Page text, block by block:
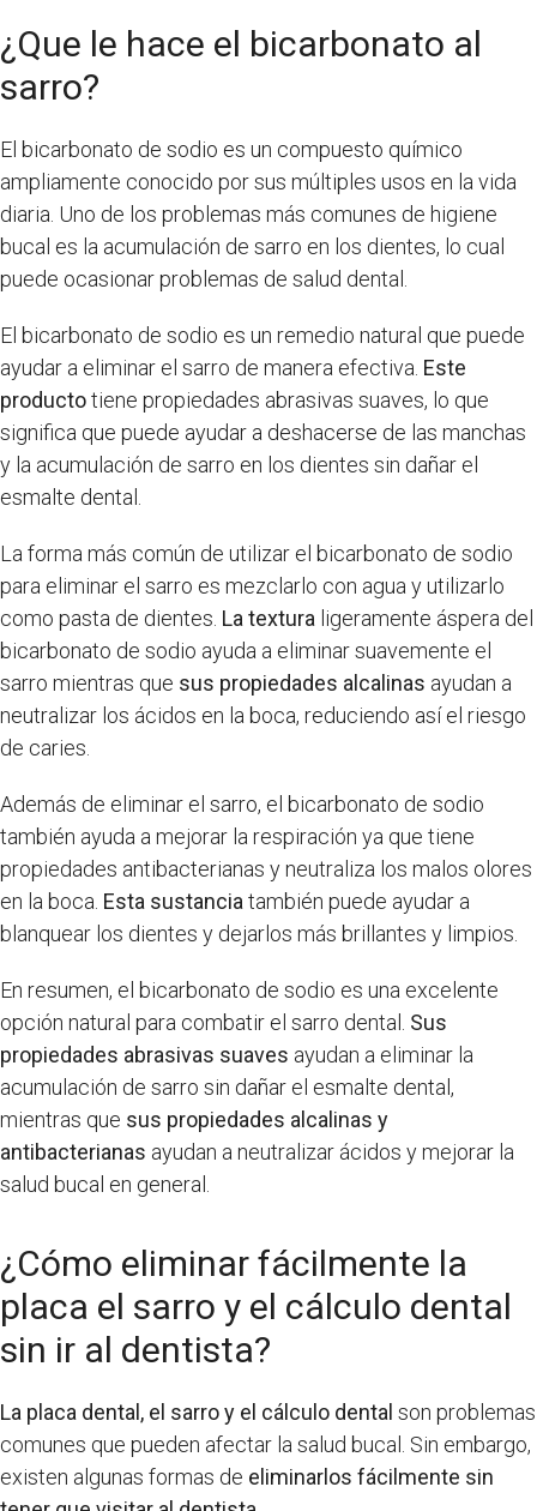
¿Que le hace el bicarbonato al
sarro?
El bicarbonato de sodio es un compuesto químico
ampliamente conocido por sus múltiples usos en la vida
diaria. Uno de los problemas más comunes de higiene
bucal es la acumulación de sarro en los dientes, lo cual
puede ocasionar problemas de salud dental.
El bicarbonato de sodio es un remedio natural que puede
ayudar a eliminar el sarro de manera efectiva. Este
productotiene propiedades abrasivas suaves, lo que
significa que puede ayudar a deshacerse de las manchas
y la acumulación de sarro en los dientes sin dañar el
esmalte dental.
La forma más común de utilizar el bicarbonato de sodio
para eliminar el sarro es mezclarlo con agua y utilizarlo
como pasta de dientes. La textura ligeramente áspera del
bicarbonato de sodio ayuda a eliminar suavemente el
sarro mientras que sus propiedades alcalinas ayudan a
neutralizar los ácidos en la boca, reduciendo así el riesgo
de caries.
Además de eliminar el sarro, el bicarbonato de sodio
también ayuda a mejorar la respiración ya que tiene
propiedades antibacterianas y neutraliza los malos olores
en la boca. Esta sustancia también puede ayudar a
blanquear los dientes y dejarlos más brillantes y limpios.
En resumen, el bicarbonato de sodio es una excelente
opción natural para combatir el sarro dental. Sus
propiedades abrasivas suaves ayudan a eliminar la
acumulación de sarro sin dañar el esmalte dental,
mientras que sus propiedades alcalinas y
antibacterianas ayudan a neutralizar ácidos y mejorar la
salud bucal en general.
¿Cómo eliminar fácilmente la
placa el sarro y el cálculo dental
sin ir al dentista?
La placa dental, el sarro y el cálculo dental son problemas
comunes que pueden afectar la salud bucal. Sin embargo,
existen algunas formas de eliminarlos fácilmente sin